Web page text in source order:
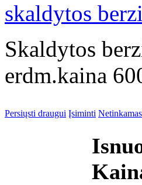
skaldytos
Skaldytos
erdm.kaina
Persiųsti draugui Įsiminti